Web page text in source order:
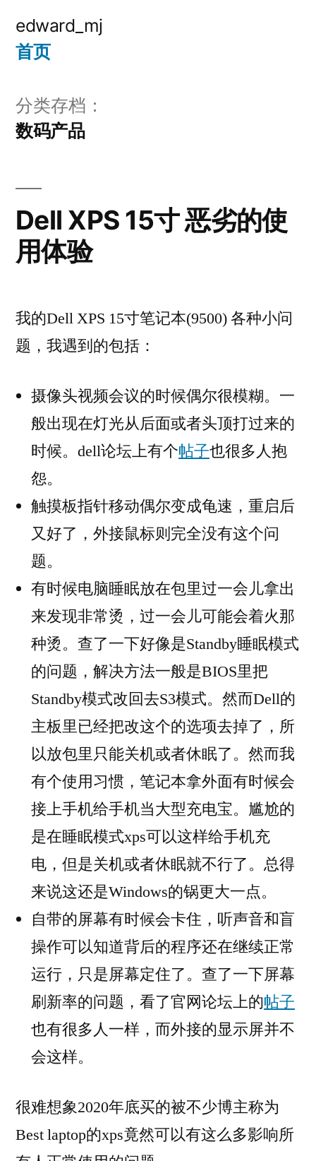
edward_mj
首页
分类存档：
数码产品
Dell XPS 15寸 恶劣的使
用体验
我的Dell XPS 15寸笔记本(9500) 各种小问
题，我遇到的包括：
摄像头视频会议的时候偶尔很模糊。一
般出现在灯光从后面或者头顶打过来的
时候。dell论坛上有个帖子也很多人抱
怨。
触摸板指针移动偶尔变成龟速，重启后
又好了，外接鼠标则完全没有这个问
题。
有时候电脑睡眠放在包里过一会儿拿出
来发现非常烫，过一会儿可能会着火那
种烫。查了一下好像是Standby睡眠模式
的问题，解决方法一般是BIOS里把
Standby模式改回去S3模式。然而Dell的
主板里已经把改这个的选项去掉了，所
以放包里只能关机或者休眠了。然而我
有个使用习惯，笔记本拿外面有时候会
接上手机给手机当大型充电宝。尴尬的
是在睡眠模式xps可以这样给手机充
电，但是关机或者休眠就不行了。总得
来说这还是Windows的锅更大一点。
自带的屏幕有时候会卡住，听声音和盲
操作可以知道背后的程序还在继续正常
运行，只是屏幕定住了。查了一下屏幕
刷新率的问题，看了官网论坛上的帖子
也有很多人一样，而外接的显示屏并不
会这样。
很难想象2020年底买的被不少博主称为
Best laptop的xps竟然可以有这么多影响所